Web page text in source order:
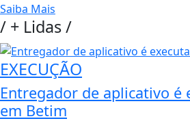
Saiba Mais
/ + Lidas/
EXECUÇÃO
Entregador de aplicativo é
em Betim